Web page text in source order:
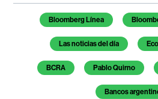
Temas de este artículo
Bloomberg Línea
Las noticias del día
BCRA Pablo Quirno
Bancos